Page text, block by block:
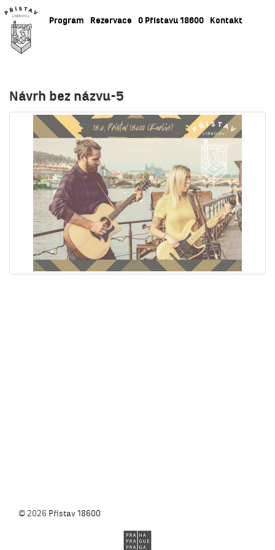
Program Rezervace O Přístavu 18600 Kontakt
Návrh bez názvu-5
© 2026 Přístav 18600